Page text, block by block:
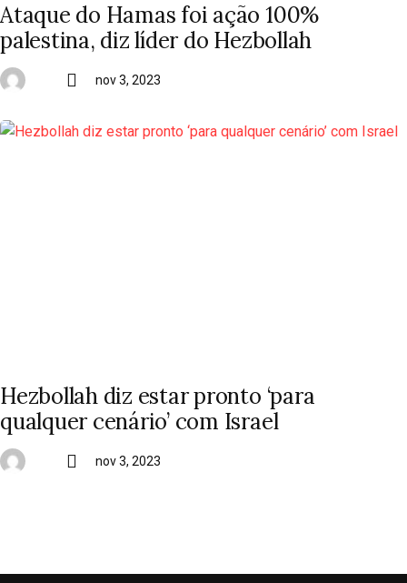
Ataque do Hamas foi ação 100%
palestina, diz líder do Hezbollah
nov 3, 2023
Hezbollah diz estar pronto ‘para
qualquer cenário’ com Israel
nov 3, 2023